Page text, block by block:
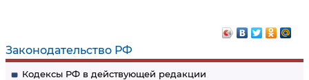
Законодательство РФ
Кодексы РФ в действующей редакции